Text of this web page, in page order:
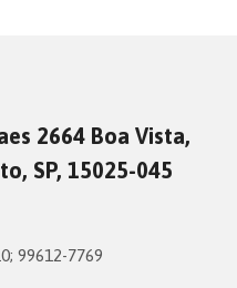
2664 Boa Vista,
SP, 15025-045
99612-7769